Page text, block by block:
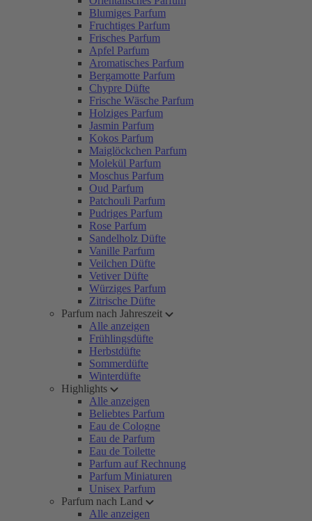
Blumiges Parfum
Fruchtiges Parfum
Frisches Parfum
Apfel Parfum
Aromatisches Parfum
Bergamotte Parfum
Chypre Düfte
Frische Wäsche Parfum
Holziges Parfum
Jasmin Parfum
Kokos Parfum
Maiglöckchen Parfum
Molekül Parfum
Moschus Parfum
Oud Parfum
Patchouli Parfum
Pudriges Parfum
Rose Parfum
Sandelholz Düfte
Vanille Parfum
Veilchen Düfte
Vetiver Düfte
Würziges Parfum
Zitrische Düfte
Parfum nach Jahreszeit
Alle anzeigen
Frühlingsdüfte
Herbstdüfte
Sommerdüfte
Winterdüfte
Highlights
Alle anzeigen
Beliebtes Parfum
Eau de Cologne
Eau de Parfum
Eau de Toilette
Parfum auf Rechnung
Parfum Miniaturen
Unisex Parfum
Parfum nach Land
Alle anzeigen